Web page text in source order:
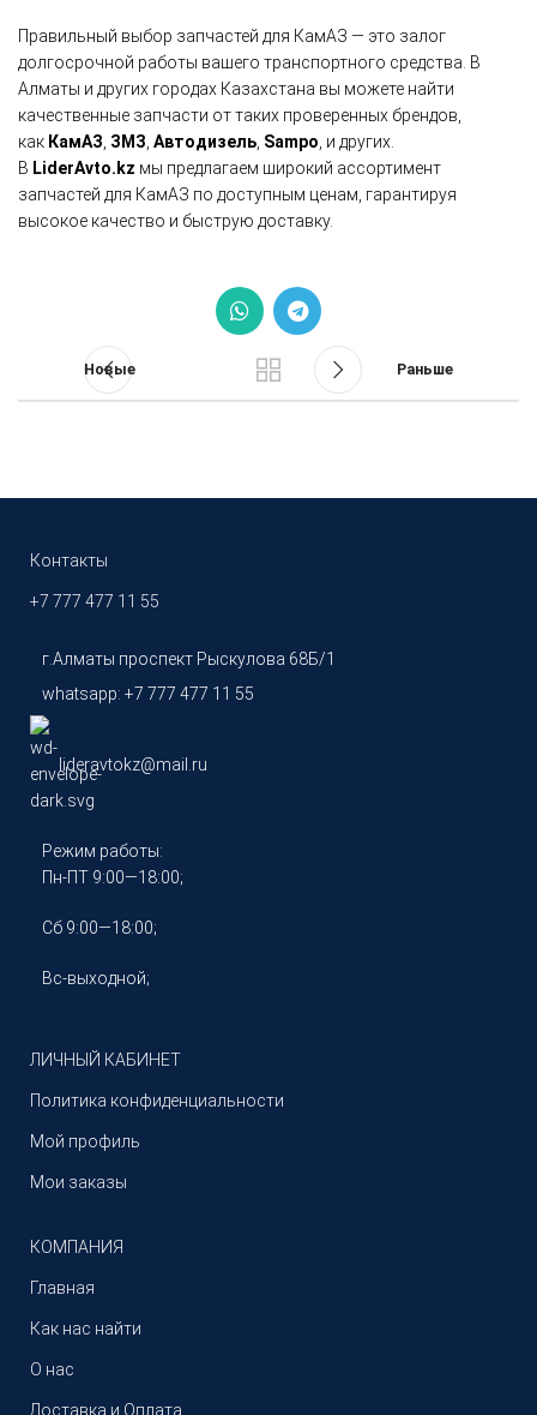
Правильный выбор запчастей для КамАЗ — это залог
долгосрочной работы вашего транспортного средства. В
Алматы и других городах Казахстана вы можете найти
качественные запчасти от таких проверенных брендов,
как КамАЗ ЗМЗ Автодизель Sampo , и других.
В LiderAvto.kz мы предлагаем широкий ассортимент
запчастей для КамАЗ по доступным ценам, гарантируя
высокое качество и быструю доставку.
Новые Раньше
КОМПАНИЯ
Главная
Как нас найти
О нас
Доставка и Оплата
ЛИЧНЫЙ КАБИНЕТ
Политика конфиденциальности
Мой профиль
Мои заказы
Контакты
+7 777 477 11 55
г.Алматы проспект Рыскулова 68Б/1
whatsapp: +7 777 477 11 55
lideravtokz@mail.ru
Режим работы:
Пн-ПТ 9:00—18:00;
Сб 9:00—18:00;
Вс-выходной;